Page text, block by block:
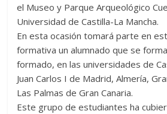
el Museo y Parque Arqueológico
Universidad de Castilla-La Mancha.
En esta ocasión tomará parte en
formativa un alumnado que se
formado, en las universidades de
Juan Carlos I de Madrid, Almería,
Las Palmas de Gran Canaria.
Este grupo de estudiantes ha